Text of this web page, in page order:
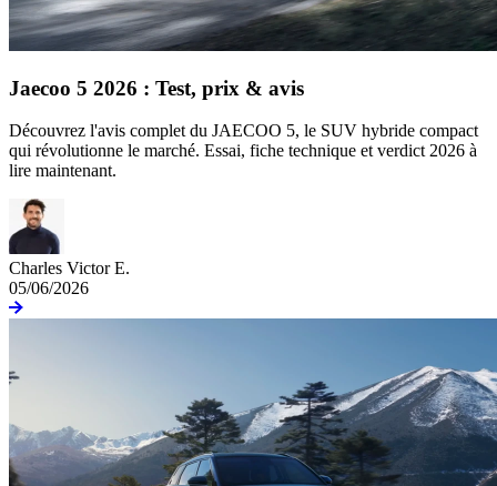
Jaecoo 5 2026 : Test, prix & avis
Découvrez l'avis complet du JAECOO 5, le SUV hybride compact
qui révolutionne le marché. Essai, fiche technique et verdict 2026 à
lire maintenant.
Charles Victor E.
05/06/2026